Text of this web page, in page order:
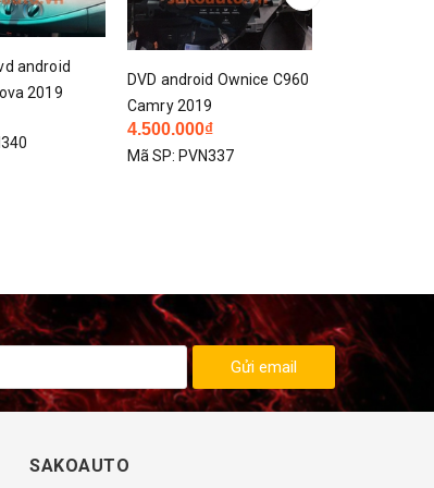
DVD Android c960 xe
Camry
4.500.000₫
Mã SP: PVN300
Gửi email
SAKOAUTO